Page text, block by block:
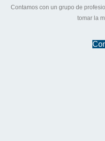
Contamos con un grupo de
tomar la